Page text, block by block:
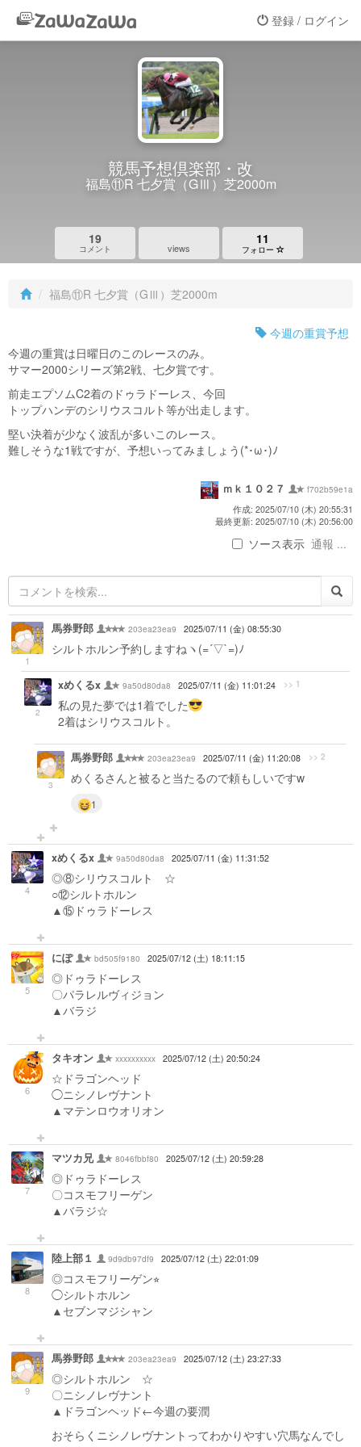
登録 / ログイン
競馬予想倶楽部・改
福島⑪R 七夕賞（GⅢ）芝2000m
19
コメント views
11
フォロー
福島⑪R 七夕賞（GⅢ）芝2000m
今週の重賞予想
今週の重賞は日曜日のこのレースのみ。
サマー2000シリーズ第2戦、七夕賞です。
前走エプソムC2着のドゥラドーレス、今回
トップハンデのシリウスコルト等が出走します。
堅い決着が少なく波乱が多いこのレース。
難しそうな1戦ですが、予想いってみましょう(*･ω･)ﾉ
ｍｋ１０２７
f702b59e1a
作成: 2025/07/10 (木) 20:55:31
最終更新: 2025/07/10 (木) 20:56:00
ソース表示 通報 ...
1
馬券野郎 203ea23ea9 2025/07/11 (金) 08:55:30
シルトホルン予約しますねヽ(=´▽`=)ﾉ
2
xめくるx 9a50d80da8 2025/07/11 (金) 11:01:24 >> 1
私の見た夢では1着でした
2着はシリウスコルト。
3
馬券野郎 203ea23ea9 2025/07/11 (金) 11:20:08 >> 2
めくるさんと被ると当たるので頼もしいですw
1
4
xめくるx 9a50d80da8 2025/07/11 (金) 11:31:52
◎⑧シリウスコルト ☆
○⑫シルトホルン
▲⑮ドゥラドーレス
5
にぽ bd505f9180 2025/07/12 (土) 18:11:15
◎ドゥラドーレス
〇パラレルヴィジョン
▲バラジ
6
タキオン xxxxxxxxxx 2025/07/12 (土) 20:50:24
☆ドラゴンヘッド
◯ニシノレヴナント
▲マテンロウオリオン
7
マツカ兄 8046fbbf80 2025/07/12 (土) 20:59:28
◎ドゥラドーレス
〇コスモフリーゲン
▲バラジ☆
8
陸上部１ 9d9db97df9 2025/07/12 (土) 22:01:09
◎コスモフリーゲン⭐︎
◯シルトホルン
▲セブンマジシャン
9
馬券野郎 203ea23ea9 2025/07/12 (土) 23:27:33
◎シルトホルン ☆
〇ニシノレヴナント
▲ドラゴンヘッド←今週の要潤
おそらくニシノレヴナントってわかりやすい穴馬なんでし